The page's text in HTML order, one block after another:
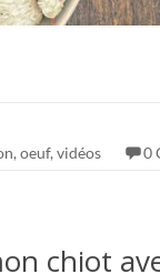
oeuf, vidéos 0
chiot